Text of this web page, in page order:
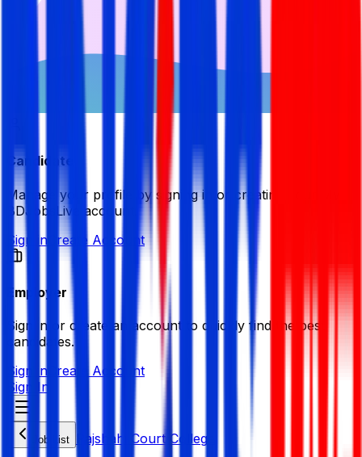
Candidate
Manage your profile by signing in or creating your My
BDJobsLive account.
Sign in Create Account
Employer
Sign in or create an account to quickly find the best
candidates.
Sign in Create Account
Sign In
Job List
Rajshahi Court College